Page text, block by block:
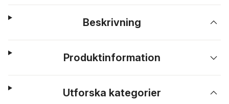
Beskrivning
Produktinformation
Utforska kategorier